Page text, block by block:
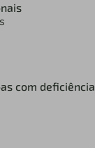
com deficiência